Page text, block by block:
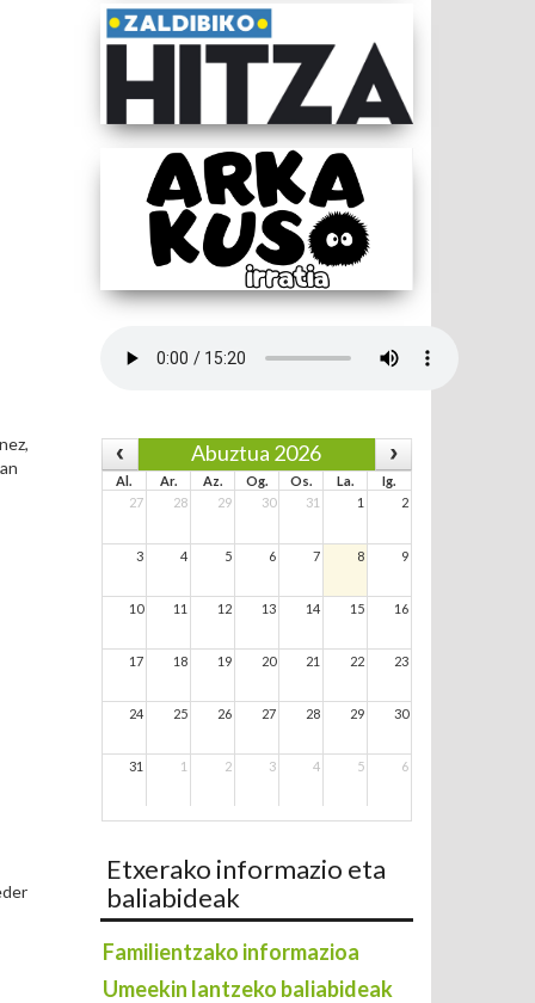
Abuztua 2026
Al. Ar. Az. Og. Os. La.
Ig.
27
28 29 30 31 1 2
3 4 5 6 7 8 9
10 11 12 13 14 15 16
17 18 19 20 21 22 23
24 25 26 27 28 29 30
31 1 2 3 4 5 6
Etxerako informazio eta
baliabideak
Familientzako informazioa
Umeekin lantzeko baliabideak